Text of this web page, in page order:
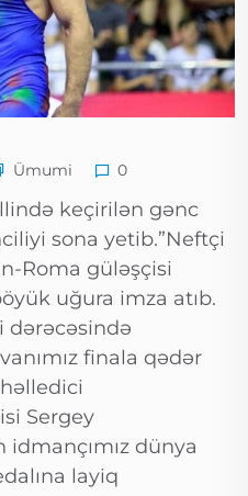
Ümumi 0
keçirilən gənc
sona yetib.”Neftçi
Roma güləşçisi
uğura imza atıb.
dərəcəsində
finala qədər
Sergey
dünya
layiq